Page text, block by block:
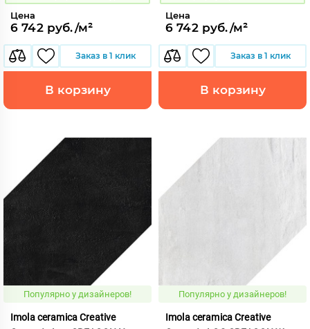
Цена
6 742 руб./м²
Заказ в 1 клик
В корзину
Цена
6 742 руб./м²
Заказ в 1 клик
В корзину
Популярно у дизайнеров!
Imola ceramica Creative
Популярно у дизайнеров!
Imola ceramica Creative